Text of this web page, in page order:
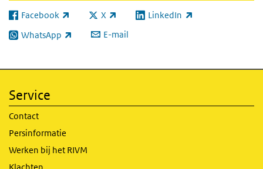
Facebook
(externe link) X
(externe link) LinkedIn
(externe link)
WhatsApp
(externe link) E-mail
Service
Contact
Persinformatie
Werken bij het RIVM
Klachten